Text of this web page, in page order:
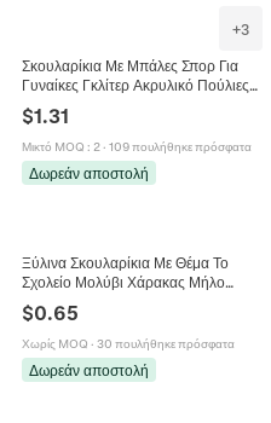
+3
Σκουλαρίκια Με Μπάλες Σπορ Για
Γυναίκες Γκλίτερ Ακρυλικό Πούλιες
Μπάσκετ Ποδόσφαιρο Μπέιζμπολ
Κοσμήματα Παιχνιδιού
$1.31
Μικτό MOQ : 2· 109 πουλήθηκε πρόσφατα
Δωρεάν αποστολή
Ξύλινα Σκουλαρίκια Με Θέμα Το
Σχολείο Μολύβι Χάρακας Μήλο
Καρδιά Σχήμα Δημιουργικά
Κοσμήματα Για Γυναίκες Δώρο
Δασκάλας
$0.65
Χωρίς MOQ · 30 πουλήθηκε πρόσφατα
Δωρεάν αποστολή